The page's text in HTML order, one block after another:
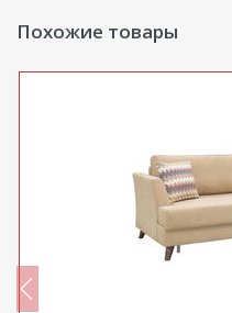
Похожие товары